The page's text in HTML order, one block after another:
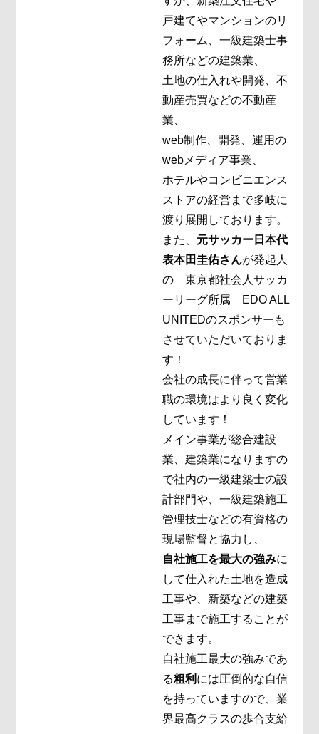
戸建てやマンションのリ
フォーム、一級建築士事
務所などの建築業、
土地の仕入れや開発、不
動産売買などの不動産
業、
web制作、開発、運用の
webメディア事業、
ホテルやコンビニエンス
ストアの経営まで多岐に
渡り展開しております。
また、 元サッカー日本代
表本田圭佑さんが発起人
の 東京都社会人サッカ
ーリーグ所属 EDO ALL
UNITEDのスポンサーも
させていただいておりま
す！
会社の成長に伴って営業
職の環境はより良く変化
しています！
メイン事業が総合建設
業、建築業になりますの
で社内の一級建築士の設
計部門や、一級建築施工
管理技士などの有資格の
現場監督と協力し、
自社施工を最大の強みに
して仕入れた土地を造成
工事や、新築などの建築
工事まで施工することが
できます。
自社施工最大の強みであ
る粗利 には圧倒的な自信
を持っていますので、業
界最高クラスの歩合支給